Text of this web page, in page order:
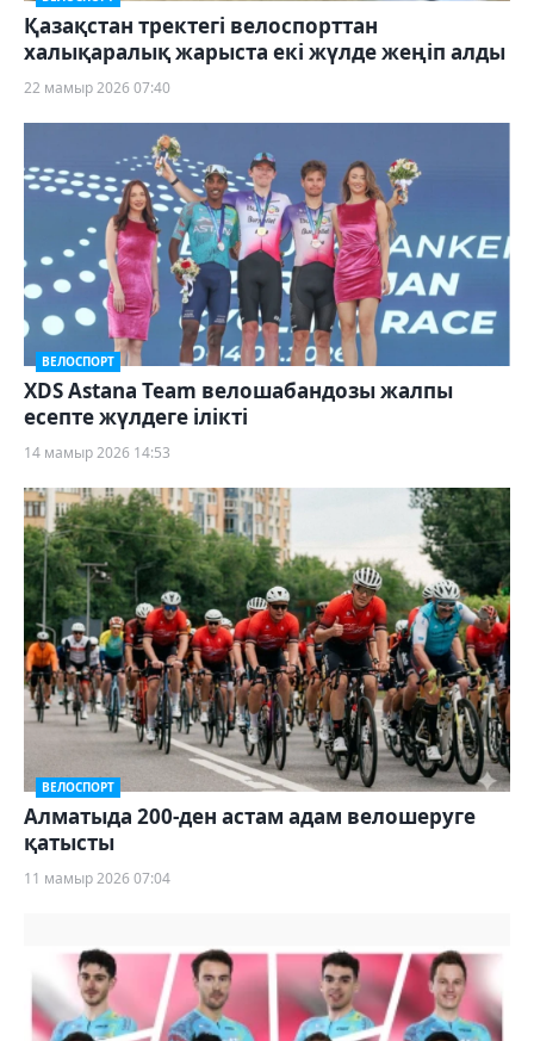
Қазақстан тректегі велоспорттан
халықаралық жарыста екі жүлде жеңіп алды
22 мамыр 2026 07:40
ВЕЛОСПОРТ
XDS Astana Team велошабандозы жалпы
есепте жүлдеге ілікті
14 мамыр 2026 14:53
ВЕЛОСПОРТ
Алматыда 200-ден астам адам велошеруге
қатысты
11 мамыр 2026 07:04